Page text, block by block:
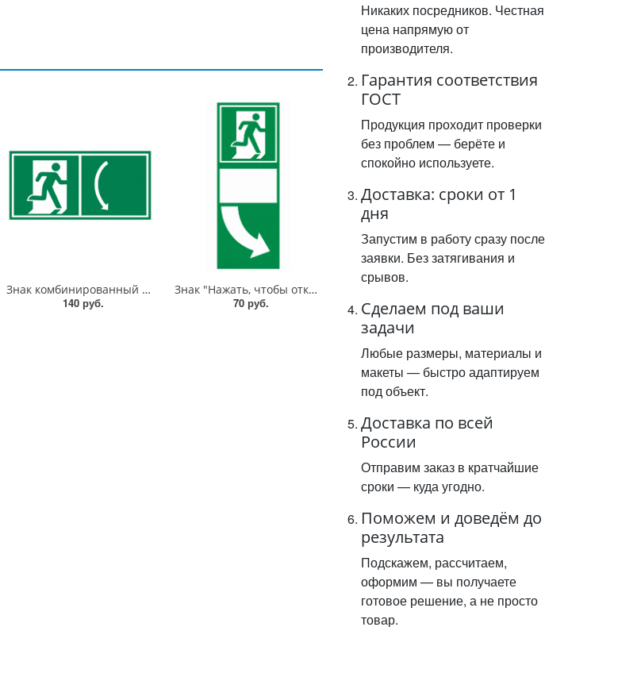
Знак комбинированный «Нажать, чтобы открыть» со знаком E01-02 горизонтальный, 150х300 мм, фотолюм, пленка
140 руб.
Знак "Нажать, чтобы открыть" под ручку двери со стрелкой вправо, 200х100 мм, фотолюм, пленка
70 руб.
Никаких посредников. Честная
цена напрямую от
производителя.
Гарантия соответствия
ГОСТ
Продукция проходит проверки
без проблем — берёте и
спокойно используете.
Доставка: сроки от 1
дня
Запустим в работу сразу после
заявки. Без затягивания и
срывов.
Сделаем под ваши
задачи
Любые размеры, материалы и
макеты — быстро адаптируем
под объект.
Доставка по всей
России
Отправим заказ в кратчайшие
сроки — куда угодно.
Поможем и доведём до
результата
Подскажем, рассчитаем,
оформим — вы получаете
готовое решение, а не просто
товар.